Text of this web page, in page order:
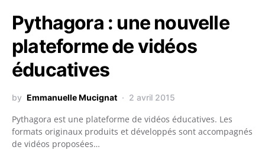
Pythagora : une nouvelle
plateforme de vidéos
éducatives
by Emmanuelle Mucignat 2 avril 2015
Pythagora est une plateforme de vidéos éducatives. Les
formats originaux produits et développés sont accompagnés
de vidéos proposées…